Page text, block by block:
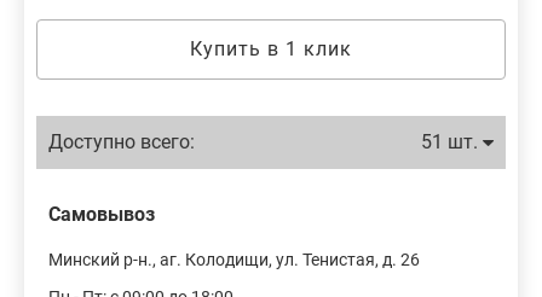
Купить в 1 клик
Доступно всего: 51 шт.
Самовывоз
Минский р-н., аг. Колодищи, ул. Тенистая, д. 26